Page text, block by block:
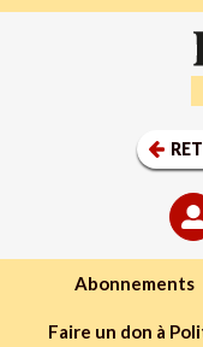
Abonnements
Faire un don à